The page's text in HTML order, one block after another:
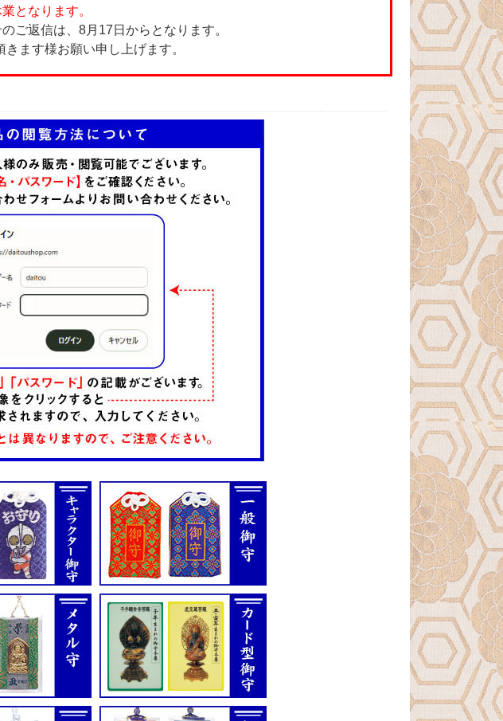
となります。
ご返信は、8月17日からとなります。
ます様お願い申し上げます。